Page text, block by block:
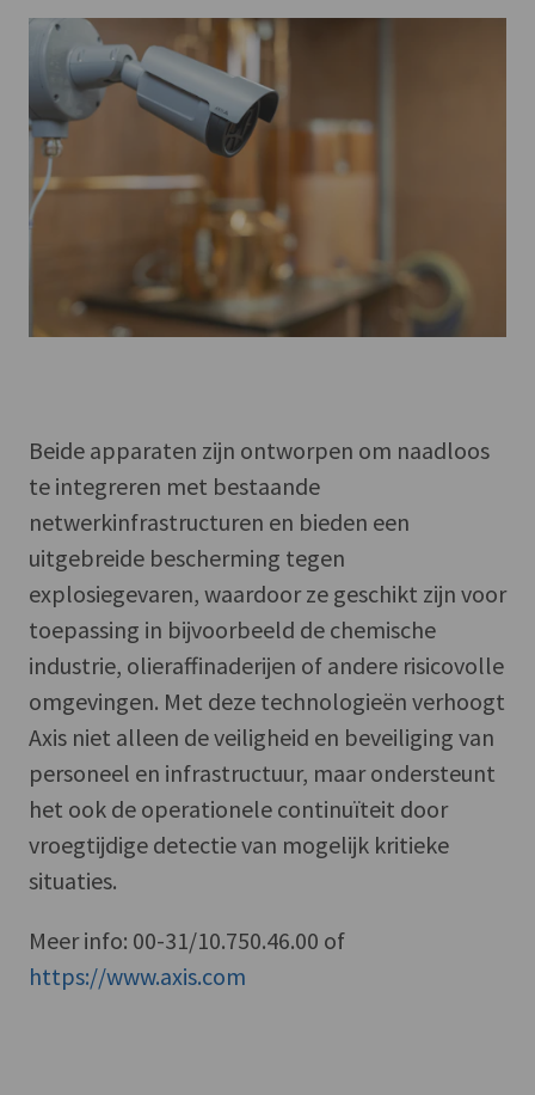
Beide apparaten zijn ontworpen om naadloos
te integreren met bestaande
netwerkinfrastructuren en bieden een
uitgebreide bescherming tegen
explosiegevaren, waardoor ze geschikt zijn voor
toepassing in bijvoorbeeld de chemische
industrie, olieraffinaderijen of andere risicovolle
omgevingen. Met deze technologieën verhoogt
Axis niet alleen de veiligheid en beveiliging van
personeel en infrastructuur, maar ondersteunt
het ook de operationele continuïteit door
vroegtijdige detectie van mogelijk kritieke
situaties.
Meer info: 00-31/10.750.46.00 of
https://www.axis.com